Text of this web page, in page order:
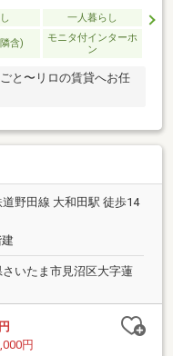
一人暮らし
含)
モニタ付インターホ
ン
と〜リロの賃貸へお任
野田線 大和田駅 徒歩14
いたま市見沼区大字蓮
円